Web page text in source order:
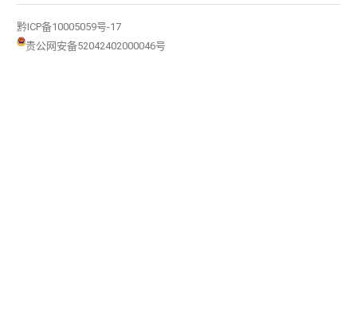
黔ICP备10005059号-17
贵公网安备52042402000046号